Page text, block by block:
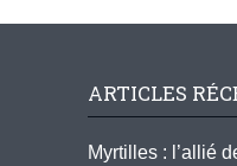
ARTICLES
Myrtilles : l’allié